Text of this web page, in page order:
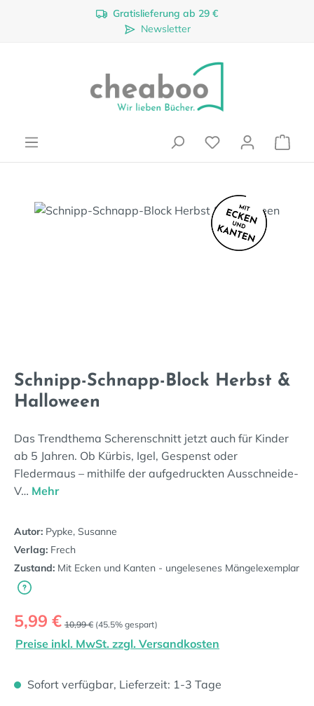
Zum Hauptinhalt springenGratislieferung ab 29 €
Newsletter
Bildergalerie überspringen
Schnipp-Schnapp-Block Herbst &
Halloween
Das Trendthema Scherenschnitt jetzt auch für Kinder
ab 5 Jahren. Ob Kürbis, Igel, Gespenst oder
Fledermaus – mithilfe der aufgedruckten Ausschneide-
V… Mehr
Autor: Pypke, Susanne
Verlag: Frech
Zustand: Mit Ecken und Kanten - ungelesenes Mängelexemplar
Verkaufspreis:
5,99 € Regulärer Preis:
10,99 € (45.5% gespart)
Preise inkl. MwSt. zzgl. Versandkosten
Sofort verfügbar, Lieferzeit: 1-3 Tage